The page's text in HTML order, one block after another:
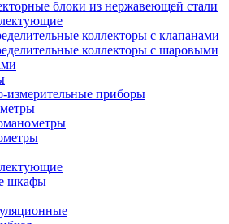
блоки из нержавеющей стали
коллекторы с клапанами
коллекторы с шаровыми
измерительные приборы
шкафы